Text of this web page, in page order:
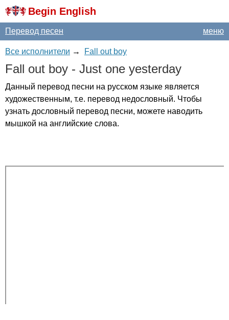
Begin English
меню
Перевод песен
Все исполнители → Fall out boy
Fall out boy - Just one yesterday
Данный перевод песни на русском языке является
художественным, т.е. перевод недословный. Чтобы
узнать дословный перевод песни, можете наводить
мышкой на английские слова.